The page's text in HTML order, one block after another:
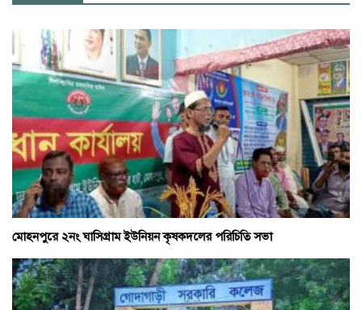
মোহনপুরে ২নং ঘাসিগ্রাম ইউনিয়ন কৃষকদলের পরিচিতি সভা